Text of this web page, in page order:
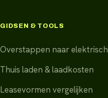
GIDSEN & TOOLS
Overstappen naar elektrisch
Thuis laden & laadkosten
Leasevormen vergelijken